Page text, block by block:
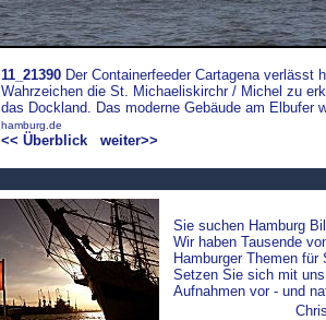
11_21390 Der Containerfeeder Cartagena verlässt
Wahrzeichen die St. Michaeliskirchr / Michel zu
das Dockland. Das moderne Gebäude am Elbufer
hamburg.de
<< Überblick weiter>>
Sie suchen Hamburg
Wir haben Tausende
Hamburger Themen für
Setzen Sie sich mit
Aufnahmen vor - und